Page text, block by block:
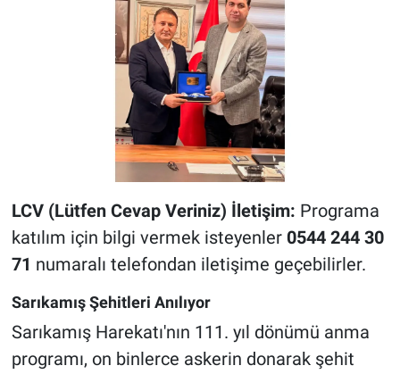
LCV (Lütfen Cevap Veriniz) İletişim: Programa
katılım için bilgi vermek isteyenler 0544 244 30
71 numaralı telefondan iletişime geçebilirler.
Sarıkamış Şehitleri Anılıyor
Sarıkamış Harekatı'nın 111. yıl dönümü anma
programı, on binlerce askerin donarak şehit